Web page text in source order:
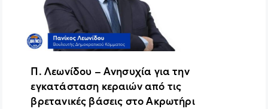
Π. Λεωνίδου – Ανησυχία για την
εγκατάσταση κεραιών από τις
βρετανικές βάσεις στο Ακρωτήρι